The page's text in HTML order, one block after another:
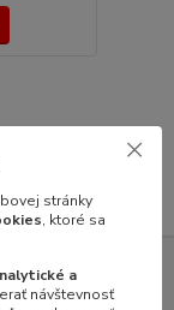
stránky
, ktoré sa
a
návštevnosť